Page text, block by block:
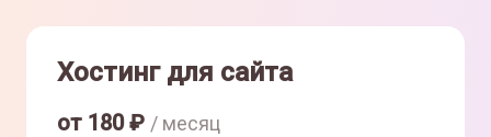
Хостинг для сайта
от 180₽ / месяц